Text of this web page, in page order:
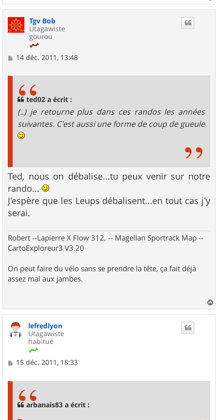
a
Tgv Bob
Utagawiste
gourou
M14 déc. 2011, 13:48
ted02 a écrit :
(..) je retourne plus dans ces randos les années
suivantes. C'est aussi une forme de coup de gueule
Ted, nous on débalise...tu peux venir sur notre
rando...
J'espère que les Leups débalisent...en tout cas j'y
serai.
Robert --Lapierre X Flow 312, -- Magellan Sportrack Map --
CartoExploreur3 V3.20
On peut faire du vélo sans se prendre la tête, ça fait déjà
assez mal aux jambes.
a
lefredlyon
Utagawiste
habitué
M15 déc. 2011, 18:33
arbanais83 a écrit :